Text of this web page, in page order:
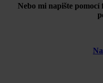
Nebo mi napište pomocí